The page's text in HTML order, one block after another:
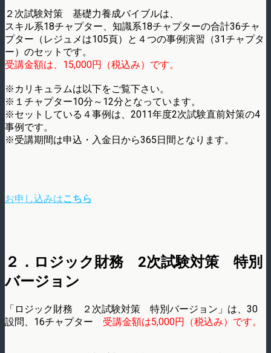
２次試験対策 基礎力養成バイブルは、
スキル系18チャプター、知識系18チャプターの合計36チャ
プター（レジュメは105頁）と４つの事例演習（31チャプタ
ー）のセットです。
受講金額は、15,000円（税込み）です。
※カリキュラムは以下をご覧下さい。
※１チャプター10分～12分となっています。
※セットしている４事例は、2011年度2次試験直前対策の4
事例です。
※受講期間は申込・入金日から365日間となります。
お申し込みはこちら
２．ロジック財務 2次試験対策 特別
バージョン
「ロジック財務 ２次試験対策 特別バージョン」は、30
設問、16チャプター 受講金額は5,000円（税込み）です。